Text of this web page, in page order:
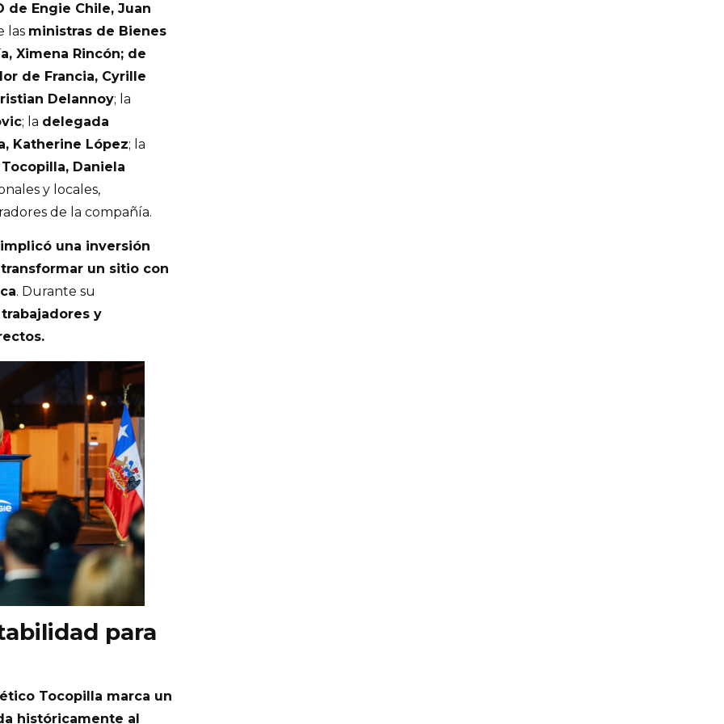
de Engie Chile, Juan
las ministras de Bienes
Ximena Rincón; de
de Francia, Cyrille
Delannoy; la
; la delegada
Katherine López; la
Daniela
y locales,
de la compañía.
una inversión
un sitio con
. Durante su
y
para
Tocopilla marca un
históricamente al